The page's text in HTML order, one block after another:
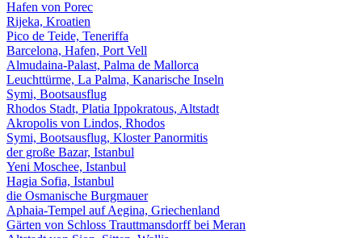
Hafen von Porec
Rijeka, Kroatien
Pico de Teide, Teneriffa
Barcelona, Hafen, Port Vell
Almudaina-Palast, Palma de Mallorca
Leuchttürme, La Palma, Kanarische Inseln
Symi, Bootsausflug
Rhodos Stadt, Platia Ippokratous, Altstadt
Akropolis von Lindos, Rhodos
Symi, Bootsausflug, Kloster Panormitis
der große Bazar, Istanbul
Yeni Moschee, Istanbul
Hagia Sofia, Istanbul
die Osmanische Burgmauer
Aphaia-Tempel auf Aegina, Griechenland
Gärten von Schloss Trauttmansdorff bei Meran